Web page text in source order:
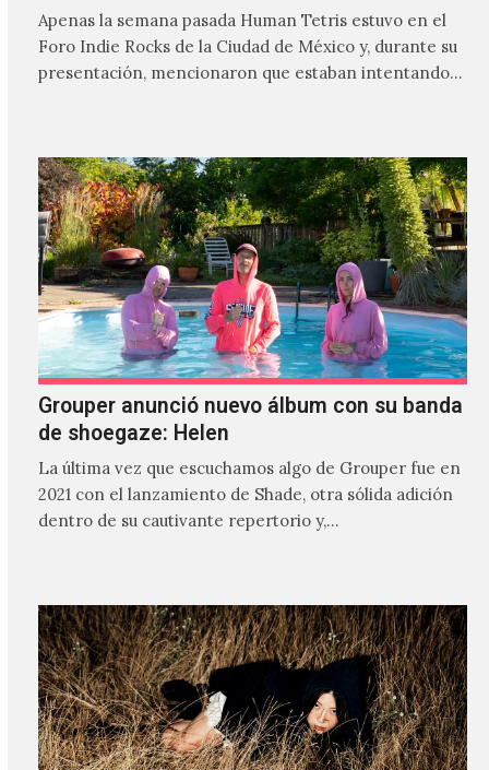
Apenas la semana pasada Human Tetris estuvo en el
Foro Indie Rocks de la Ciudad de México y, durante su
presentación, mencionaron que estaban intentando…
Grouper anunció nuevo álbum con su banda
de shoegaze: Helen
La última vez que escuchamos algo de Grouper fue en
2021 con el lanzamiento de Shade, otra sólida adición
dentro de su cautivante repertorio y,…